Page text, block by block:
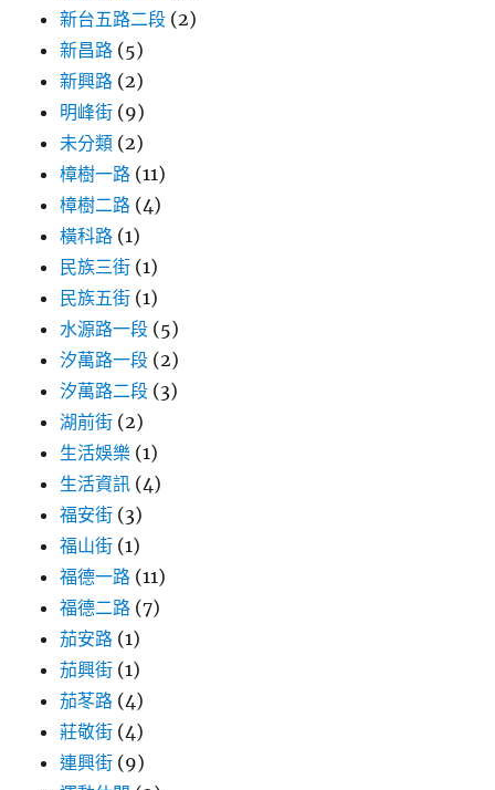
新台五路二段 (2)
新昌路 (5)
新興路 (2)
明峰街 (9)
未分類 (2)
樟樹一路 (11)
樟樹二路 (4)
橫科路 (1)
民族三街 (1)
民族五街 (1)
水源路一段 (5)
汐萬路一段 (2)
汐萬路二段 (3)
湖前街 (2)
生活娛樂 (1)
生活資訊 (4)
福安街 (3)
福山街 (1)
福德一路 (11)
福德二路 (7)
茄安路 (1)
茄興街 (1)
茄苳路 (4)
莊敬街 (4)
連興街 (9)